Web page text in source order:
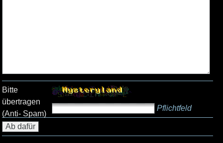
Bitte
übertragen
(Anti- Spam)
Pflichtfeld